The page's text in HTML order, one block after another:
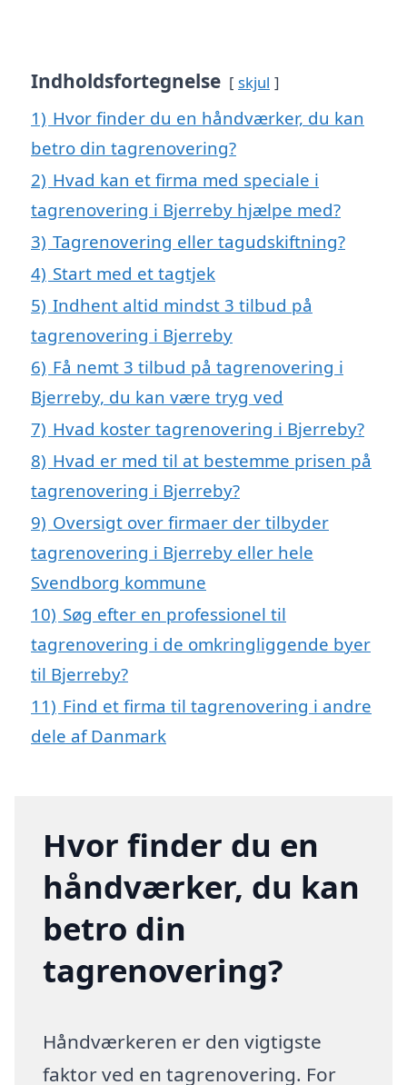
Indholdsfortegnelse skjul
1) Hvor finder du en håndværker, du kan
betro din tagrenovering?
2) Hvad kan et firma med speciale i
tagrenovering i Bjerreby hjælpe med?
3) Tagrenovering eller tagudskiftning?
4) Start med et tagtjek
5) Indhent altid mindst 3 tilbud på
tagrenovering i Bjerreby
6) Få nemt 3 tilbud på tagrenovering i
Bjerreby, du kan være tryg ved
7) Hvad koster tagrenovering i Bjerreby?
8) Hvad er med til at bestemme prisen på
tagrenovering i Bjerreby?
9) Oversigt over firmaer der tilbyder
tagrenovering i Bjerreby eller hele
Svendborg kommune
10) Søg efter en professionel til
tagrenovering i de omkringliggende byer
til Bjerreby?
11) Find et firma til tagrenovering i andre
dele af Danmark
Hvor finder du en
håndværker, du kan
betro din
tagrenovering?
Håndværkeren er den vigtigste
faktor ved en tagrenovering. For